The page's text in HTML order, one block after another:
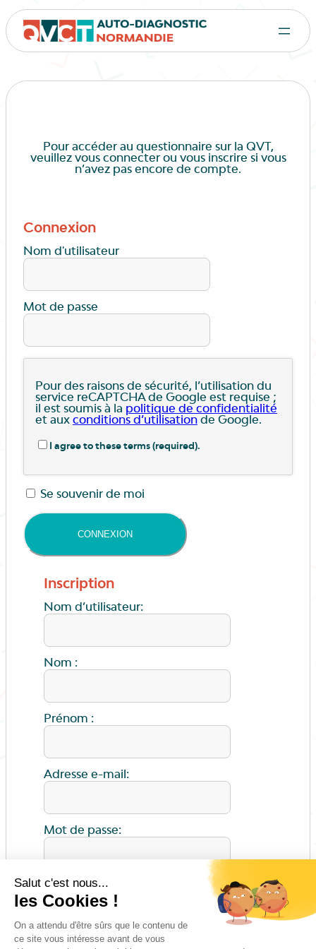
Pour accéder au questionnaire sur la QVT,
veuillez vous connecter ou vous inscrire si vous
n’avez pas encore de compte.
Connexion
Nom d'utilisateur
Mot de passe
Pour des raisons de sécurité, l’utilisation du
service reCAPTCHA de Google est requise ;
il est soumis à la politique de confidentialité
et aux conditions d’utilisation de Google.
I agree to these terms (required).
Se souvenir de moi
Inscription
Nom d’utilisateur:
Nom :
Prénom :
Adresse e-mail:
Mot de passe: